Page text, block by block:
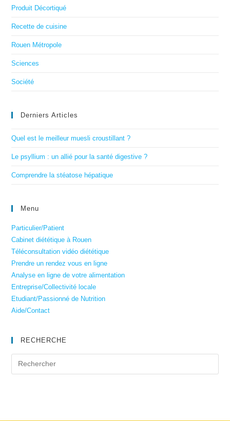
Produit Décortiqué
Recette de cuisine
Rouen Métropole
Sciences
Société
Derniers Articles
Quel est le meilleur muesli croustillant ?
Le psyllium : un allié pour la santé digestive ?
Comprendre la stéatose hépatique
Menu
Particulier/Patient
Cabinet diététique à Rouen
Téléconsultation vidéo diététique
Prendre un rendez vous en ligne
Analyse en ligne de votre alimentation
Entreprise/Collectivité locale
Etudiant/Passionné de Nutrition
Aide/Contact
RECHERCHE